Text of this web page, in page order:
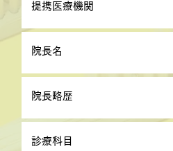
提携医療機関
院長名
院長略歴
診療科目